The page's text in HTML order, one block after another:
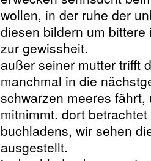
wollen, in der ruhe der
diesen bildern um
zur gewissheit.
außer seiner mutter trifft
manchmal in die
schwarzen meeres
mitnimmt. dort
buchladens, wir sehen
ausgestellt.